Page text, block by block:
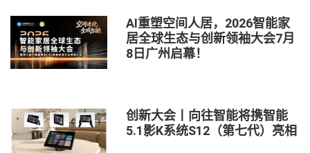
AI重塑空间人居，2026智能家
居全球生态与创新领袖大会7月
8日广州启幕！
创新大会丨向往智能将携智能
5.1影K系统S12（第七代）亮相